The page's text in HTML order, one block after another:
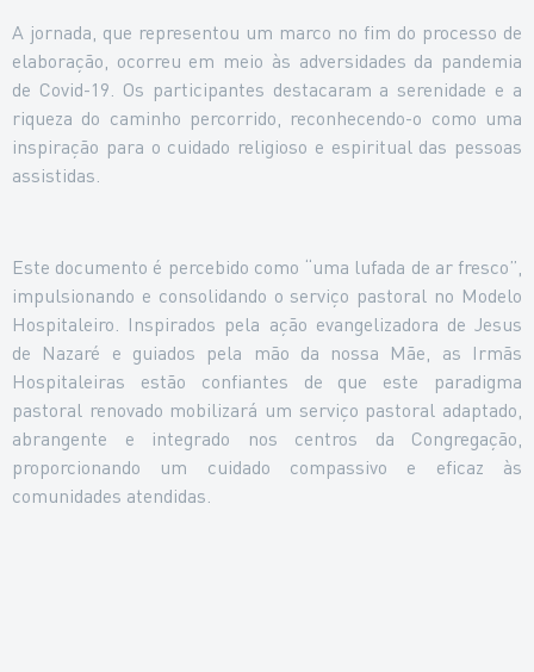
A jornada, que representou um marco no fim do processo de
elaboração, ocorreu em meio às adversidades da pandemia
de Covid-19. Os participantes destacaram a serenidade e a
riqueza do caminho percorrido, reconhecendo-o como uma
inspiração para o cuidado religioso e espiritual das pessoas
assistidas.
Este documento é percebido como “uma lufada de ar fresco”,
impulsionando e consolidando o serviço pastoral no Modelo
Hospitaleiro. Inspirados pela ação evangelizadora de Jesus
de Nazaré e guiados pela mão da nossa Mãe, as Irmãs
Hospitaleiras estão confiantes de que este paradigma
pastoral renovado mobilizará um serviço pastoral adaptado,
abrangente e integrado nos centros da Congregação,
proporcionando um cuidado compassivo e eficaz às
comunidades atendidas.